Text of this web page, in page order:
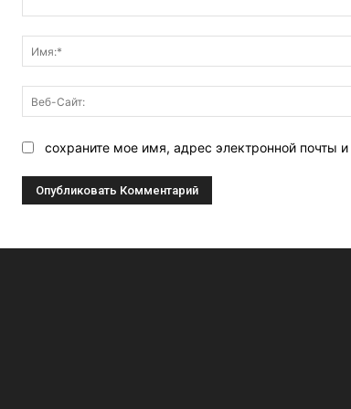
сохраните мое имя, адрес электронной почты